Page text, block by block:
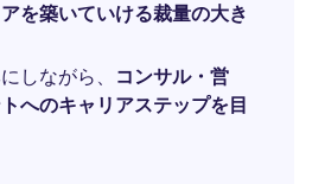
を築いていける裁量の大き
しながら、 コンサル・営
へのキャリアステップを目